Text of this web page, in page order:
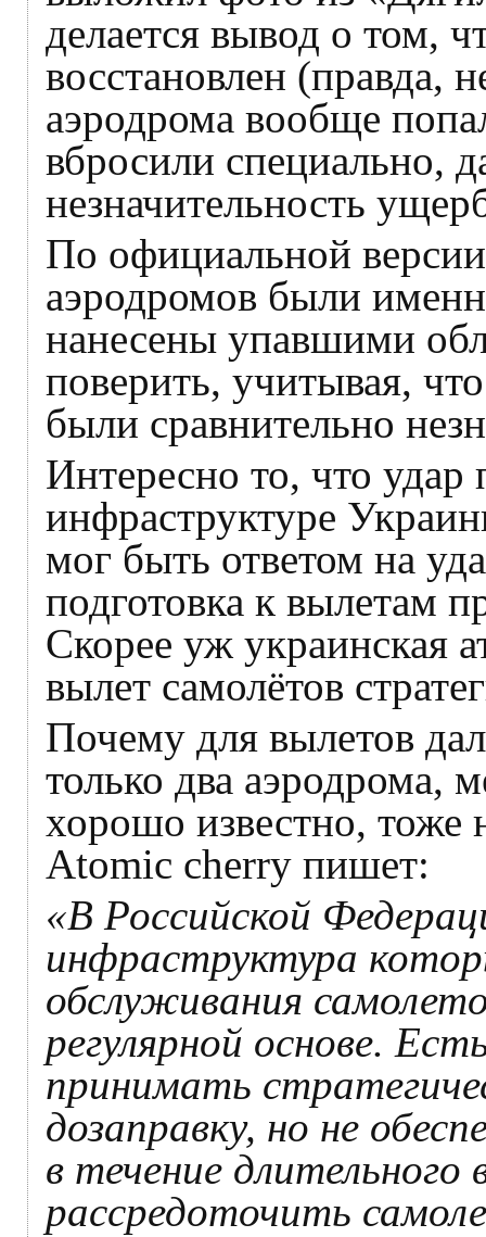
делается вывод о том,
восстановлен (правда,
аэродрома вообще
вбросили специально,
незначительность
По официальной
аэродромов были
нанесены упавшими
поверить, учитывая,
были сравнительно
Интересно то, что удар
инфраструктуре
мог быть ответом на
подготовка к вылетам
Скорее уж украинская
вылет самолётов
Почему для вылетов
только два аэродрома,
хорошо известно, тоже
Аtomic cherry пишет:
«В Российской
инфраструктура
обслуживания
регулярной основе.
принимать
дозаправку, но не
в течение
рассредоточить